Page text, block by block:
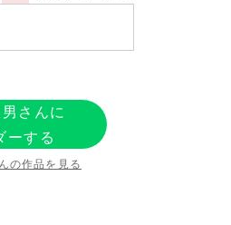
さんに
ーする
の作品を見る